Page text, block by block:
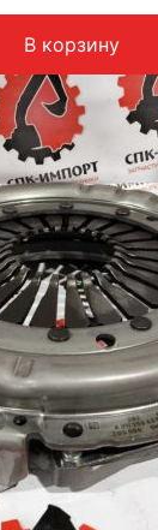
В корзину